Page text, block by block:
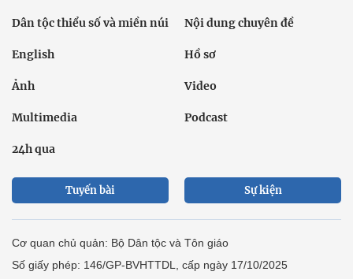
Dân tộc thiểu số và miền núi Nội dung chuyên đề
English Hồ sơ
Ảnh Video
Multimedia Podcast
24h qua
Tuyến bài Sự kiện
Cơ quan chủ quản: Bộ Dân tộc và Tôn giáo
Số giấy phép: 146/GP-BVHTTDL, cấp ngày 17/10/2025